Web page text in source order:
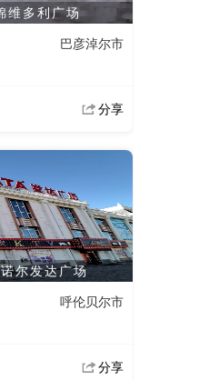
维多利广场
巴彦淖尔市
分享
尔发达广场
呼伦贝尔市
分享